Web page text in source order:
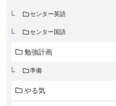
センター英語
センター国語
勉強計画
準備
やる気